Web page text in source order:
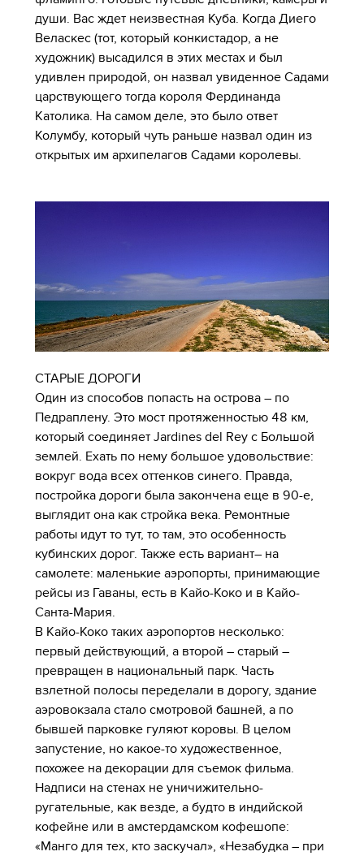
души. Вас ждет неизвестная Куба. Когда Диего
Веласкес (тот, который конкистадор, а не
художник) высадился в этих местах и был
удивлен природой, он назвал увиденное Садами
царствующего тогда короля Фердинанда
Католика. На самом деле, это было ответ
Колумбу, который чуть раньше назвал один из
открытых им архипелагов Садами королевы.
СТАРЫЕ ДОРОГИ
Один из способов попасть на острова – по
Педраплену. Это мост протяженностью 48 км,
который соединяет Jardines del Rey с Большой
землей. Ехать по нему большое удовольствие:
вокруг вода всех оттенков синего. Правда,
постройка дороги была закончена еще в 90-е,
выглядит она как стройка века. Ремонтные
работы идут то тут, то там, это особенность
кубинских дорог. Также есть вариант– на
самолете: маленькие аэропорты, принимающие
рейсы из Гаваны, есть в Кайо-Коко и в Кайо-
Санта-Мария.
В Кайо-Коко таких аэропортов несколько:
первый действующий, а второй – старый –
превращен в национальный парк. Часть
взлетной полосы переделали в дорогу, здание
аэровокзала стало смотровой башней, а по
бывшей парковке гуляют коровы. В целом
запустение, но какое-то художественное,
похожее на декорации для съемок фильма.
Надписи на стенах не уничижительно-
ругательные, как везде, а будто в индийской
кофейне или в амстердамском кофешопе:
«Манго для тех, кто заскучал», «Незабудка – при